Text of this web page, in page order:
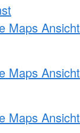
Maps Ansicht
Maps Ansicht
Maps Ansicht